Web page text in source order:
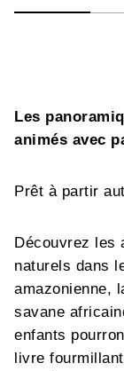
Les
animés avec
Prêt à partir
Découvrez les
naturels dans
amazonienne,
savane
enfants
livre